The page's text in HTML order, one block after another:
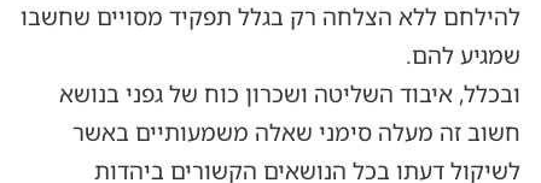
להילחם ללא הצלחה רק בגלל תפקיד מסויים שחשבו
שמגיע להם.
ובכלל, איבוד השליטה ושכרון כוח של גפני בנושא
חשוב זה מעלה סימני שאלה משמעותיים באשר
לשיקול דעתו בכל הנושאים הקשורים ביהדות